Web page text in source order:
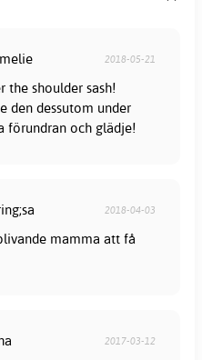
2018-05-21
the shoulder sash!
den dessutom under
förundran och glädje!
2018-04-03
mamma att få
2017-03-12